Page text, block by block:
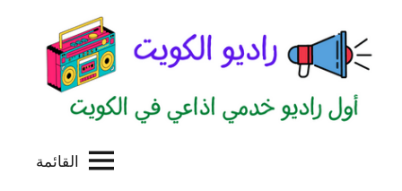
المحتوى
القائمة